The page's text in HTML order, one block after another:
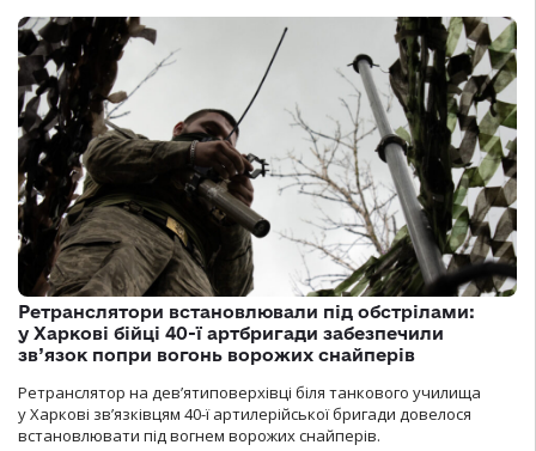
Ретранслятори встановлювали під обстрілами:
у Харкові бійці 40-ї артбригади забезпечили
зв’язок попри вогонь ворожих снайперів
Ретранслятор на дев’ятиповерхівці біля танкового училища
у Харкові зв’язківцям 40-ї артилерійської бригади довелося
встановлювати під вогнем ворожих снайперів.